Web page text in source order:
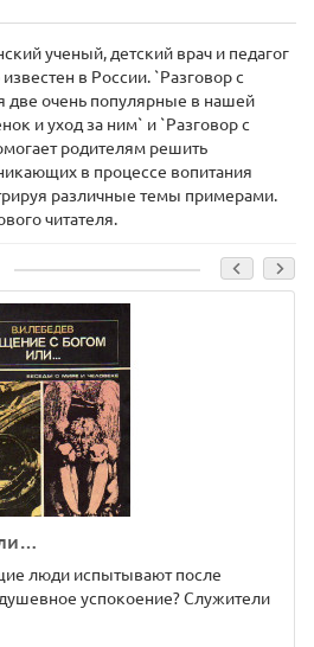
ученый, детский врач и педагог
в России. `Разговор с
две очень популярные в нашей
и уход за ним` и `Разговор с
родителям решить
в процессе вопитания
различные темы примерами.
читателя.
люди испытывают после
успокоение? Служители